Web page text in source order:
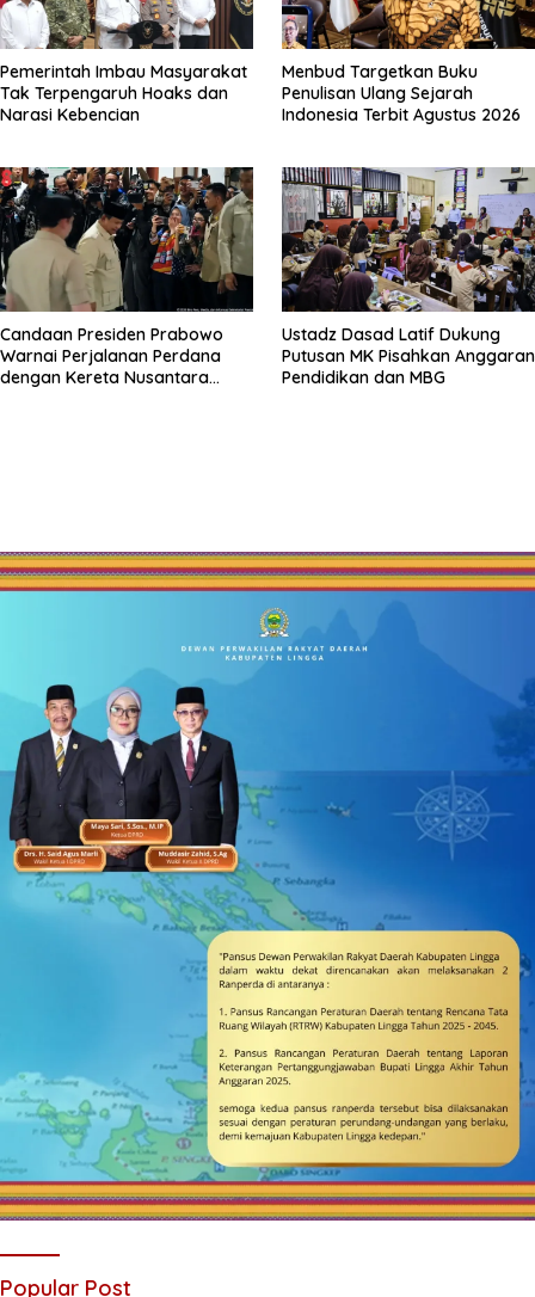
Pemerintah Imbau Masyarakat
Tak Terpengaruh Hoaks dan
Narasi Kebencian
Menbud Targetkan Buku
Penulisan Ulang Sejarah
Indonesia Terbit Agustus 2026
Candaan Presiden Prabowo
Warnai Perjalanan Perdana
dengan Kereta Nusantara
Ustadz Dasad Latif Dukung
Putusan MK Pisahkan Anggaran
Pendidikan dan MBG
Popular Post